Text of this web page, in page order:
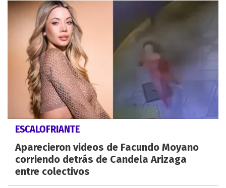
ESCALOFRIANTE
Aparecieron videos de Facundo Moyano
corriendo detrás de Candela Arizaga
entre colectivos